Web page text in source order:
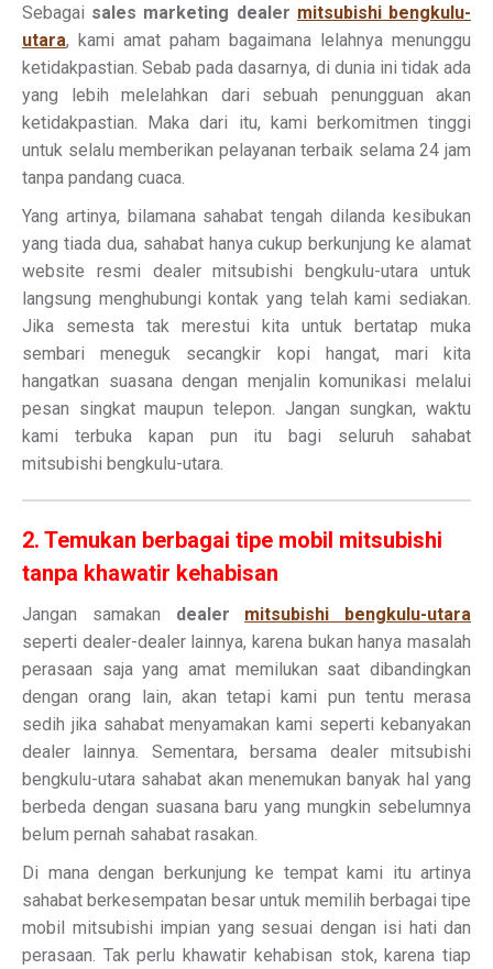
Sebagai sales marketing dealer mitsubishi bengkulu-
utara, kami amat paham bagaimana lelahnya menunggu
ketidakpastian. Sebab pada dasarnya, di dunia ini tidak ada
yang lebih melelahkan dari sebuah penungguan akan
ketidakpastian. Maka dari itu, kami berkomitmen tinggi
untuk selalu memberikan pelayanan terbaik selama 24 jam
tanpa pandang cuaca.
Yang artinya, bilamana sahabat tengah dilanda kesibukan
yang tiada dua, sahabat hanya cukup berkunjung ke alamat
website resmi dealer mitsubishi bengkulu-utara untuk
langsung menghubungi kontak yang telah kami sediakan.
Jika semesta tak merestui kita untuk bertatap muka
sembari meneguk secangkir kopi hangat, mari kita
hangatkan suasana dengan menjalin komunikasi melalui
pesan singkat maupun telepon. Jangan sungkan, waktu
kami terbuka kapan pun itu bagi seluruh sahabat
mitsubishi bengkulu-utara.
2. Temukan berbagai tipe mobil mitsubishi
tanpa khawatir kehabisan
Jangan samakan dealer mitsubishi bengkulu-utara
seperti dealer-dealer lainnya, karena bukan hanya masalah
perasaan saja yang amat memilukan saat dibandingkan
dengan orang lain, akan tetapi kami pun tentu merasa
sedih jika sahabat menyamakan kami seperti kebanyakan
dealer lainnya. Sementara, bersama dealer mitsubishi
bengkulu-utara sahabat akan menemukan banyak hal yang
berbeda dengan suasana baru yang mungkin sebelumnya
belum pernah sahabat rasakan.
Di mana dengan berkunjung ke tempat kami itu artinya
sahabat berkesempatan besar untuk memilih berbagai tipe
mobil mitsubishi impian yang sesuai dengan isi hati dan
perasaan. Tak perlu khawatir kehabisan stok, karena tiap